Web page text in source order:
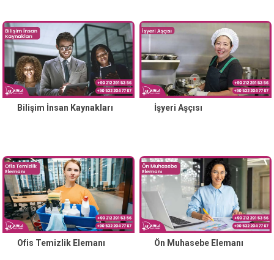
Bilişim İnsan Kaynakları İşyeri Aşçısı
Ofis Temizlik Elemanı Ön Muhasebe Elemanı